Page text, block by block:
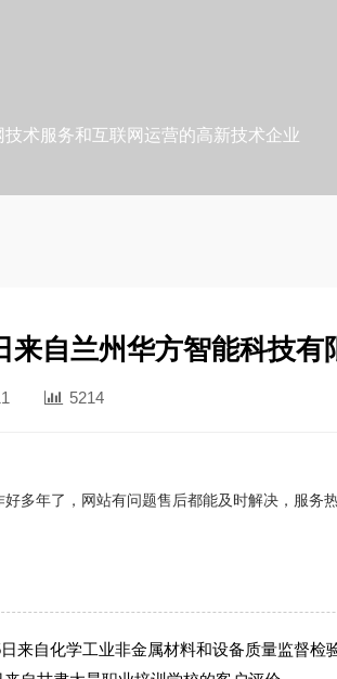
术服务和互联网运营的高新技术企业
来自兰州华方智能科技有
5214
好多年了，网站有问题售后都能及时解决，服务
来自化学工业非金属材料和设备质量监督检